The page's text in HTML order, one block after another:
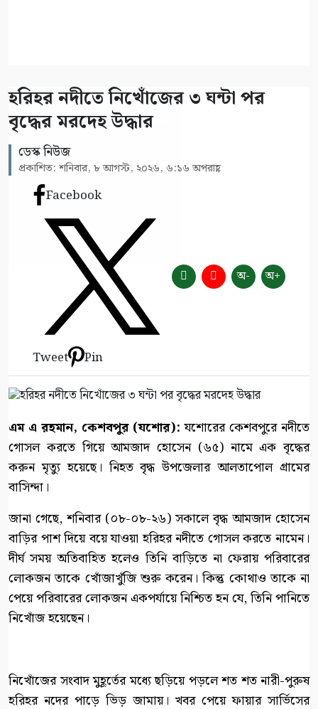
হরিহর নদীতে নিখোঁজের ৩ ঘন্টা পর
বৃদ্ধের মরদেহ উদ্ধার
ডেস্ক নিউজ
প্রকাশিত: শনিবার, ৮ আগস্ট, ২০২৬, ৬:১৬ অপরাহ্ণ
Facebook
Tweet Pin
অ- অ+
এম এ রহমান, কেশবপুর (যশোর): যশোরের কেশবপুরে নদীতে
গোসল করতে গিয়ে আমজাদ হোসেন (৬৫) নামে এক বৃদ্ধের
করুন মৃত্যু হয়েছে। নিহত বৃদ্ধ উপজেলার আলতাপোল গ্রামের
বাসিন্দা।
জানা গেছে, শনিবার (০৮-০৮-২৬) সকালে বৃদ্ধ আমজাদ হোসেন
বাড়ির পাশ দিয়ে বয়ে যাওয়া হরিহর নদীতে গোসল করতে নামেন।
দীর্ঘ সময় অতিবাহিত হলেও তিনি বাড়িতে না ফেরায় পরিবারের
লোকজন তাকে খোঁজাখুঁজি শুরু করেন। কিন্তু কোথাও তাকে না
পেয়ে পরিবারের লোকজন একপর্যায়ে নিশ্চিত হন যে, তিনি পানিতে
নিখোঁজ হয়েছেন।
নিখোঁজের সংবাদ মুহূর্তের মধ্যে ছড়িয়ে পড়লে শত শত নারী-পুরুষ
হরিহর নদের পাড়ে ভিড় জামায়। খবর পেয়ে ফায়ার সার্ভিসের